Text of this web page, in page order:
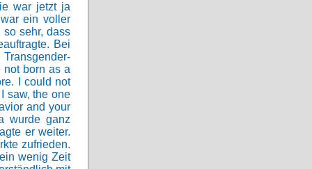
war jetzt ja
ein voller
so sehr, dass
Bei
not born as a
I could not
saw, the one
and your
wurde ganz
er weiter.
zufrieden.
wenig Zeit